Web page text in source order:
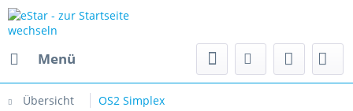
Menü
Übersicht OS2 Simplex